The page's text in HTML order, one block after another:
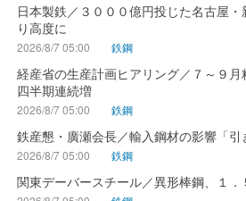
日本製鉄／３０００億円投じた名古屋
り高度に
2026/8/7 05:00 鉄鋼
経産省の生産計画ヒアリング／７～９
四半期連続増
2026/8/7 05:00 鉄鋼
鉄産懇・廣瀬会長／輸入鋼材の影響「引
2026/8/7 05:00 鉄鋼
関東デーバースチール／異形棒鋼、１